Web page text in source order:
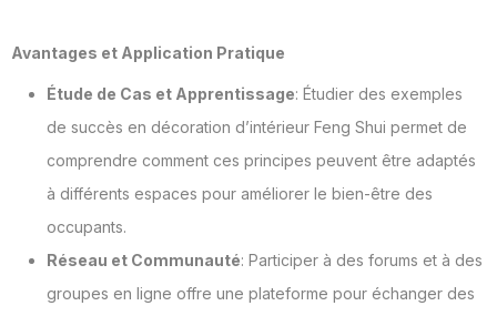
Avantages et Application Pratique
Étude de Cas et Apprentissage: Étudier des exemples
de succès en décoration d’intérieur Feng Shui permet de
comprendre comment ces principes peuvent être adaptés
à différents espaces pour améliorer le bien-être des
occupants.
Réseau et Communauté: Participer à des forums et à des
groupes en ligne offre une plateforme pour échanger des